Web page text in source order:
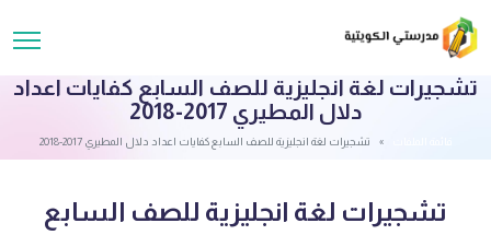
تشجيرات لغة انجليزية للصف السابع كفايات اعداد
دلال المطيري 2017-2018
تشجيرات لغة انجليزية للصف السابع كفايات اعداد دلال المطيري 2017-2018
تشجيرات لغة انجليزية للصف السابع